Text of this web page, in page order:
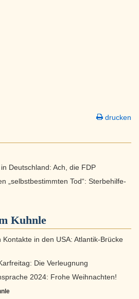
drucken
Deutschland: Ach, die FDP
„selbstbestimmten Tod“: Sterbehilfe-
Kuhnle
in den USA: Atlantik-Brücke
Die Verleugnung
2024: Frohe Weihnachten!